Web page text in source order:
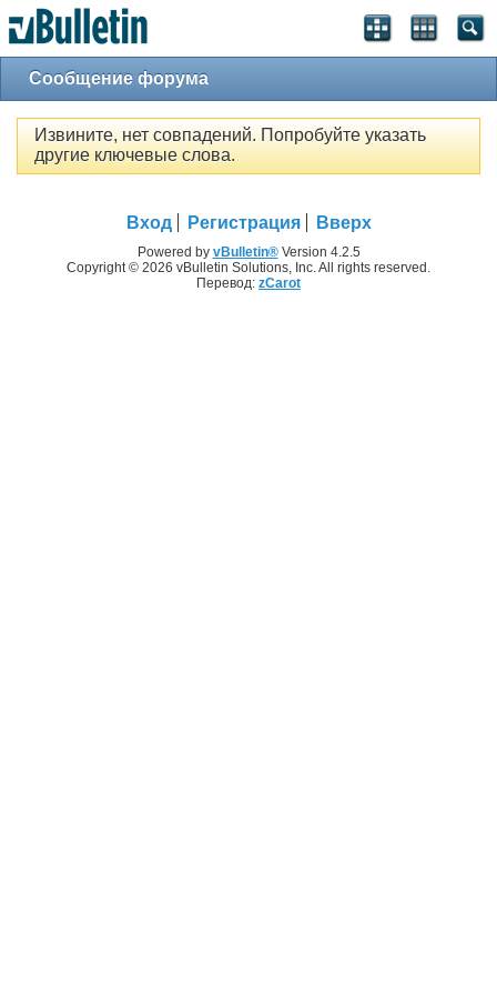
Сообщение форума
Извините, нет совпадений. Попробуйте указать
другие ключевые слова.
Вход Регистрация Вверх
Powered by vBulletin®Version 4.2.5
Copyright © 2026 vBulletin Solutions, Inc. All rights reserved.
Перевод: zCarot